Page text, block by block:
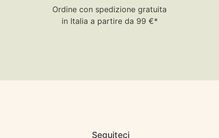
Ordine con spedizione gratuita
in Italia a partire da 99 €*
Seguiteci